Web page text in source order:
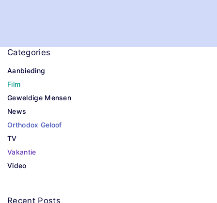
Categories
Aanbieding
Film
Geweldige Mensen
News
Orthodox Geloof
TV
Vakantie
Video
Recent Posts